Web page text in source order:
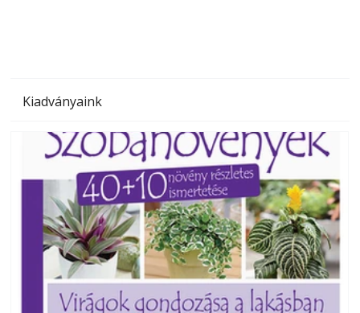
Kiadványaink